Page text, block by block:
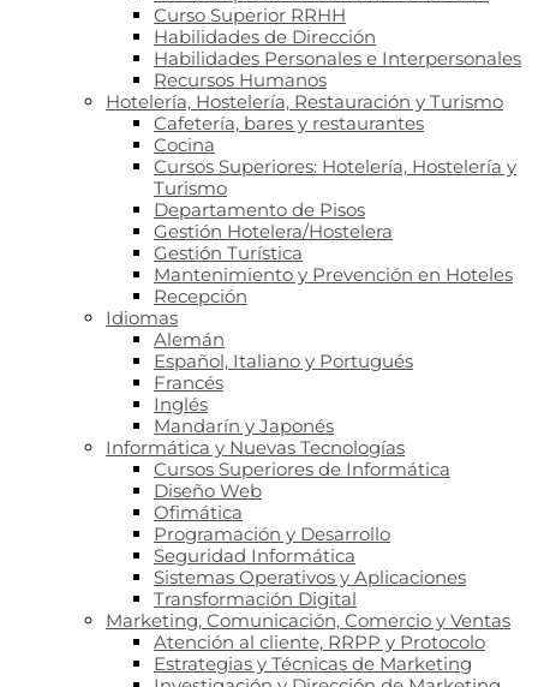
Curso Superior RRHH
Habilidades de Dirección
Habilidades Personales e Interpersonales
Recursos Humanos
Hotelería, Hostelería, Restauración y Turismo
Cafetería, bares y restaurantes
Cocina
Cursos Superiores: Hotelería, Hostelería y
Turismo
Departamento de Pisos
Gestión Hotelera/Hostelera
Gestión Turística
Mantenimiento y Prevención en Hoteles
Recepción
Idiomas
Alemán
Español, Italiano y Portugués
Francés
Inglés
Mandarín y Japonés
Informática y Nuevas Tecnologías
Cursos Superiores de Informática
Diseño Web
Ofimática
Programación y Desarrollo
Seguridad Informática
Sistemas Operativos y Aplicaciones
Transformación Digital
Marketing, Comunicación, Comercio y Ventas
Atención al cliente, RRPP y Protocolo
Estrategias y Técnicas de Marketing